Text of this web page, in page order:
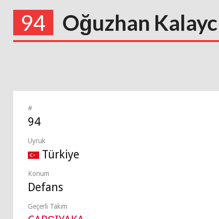
94 Oğuzhan
#
94
Uyruk
Türkiye
Konum
Defans
Geçerli Takım